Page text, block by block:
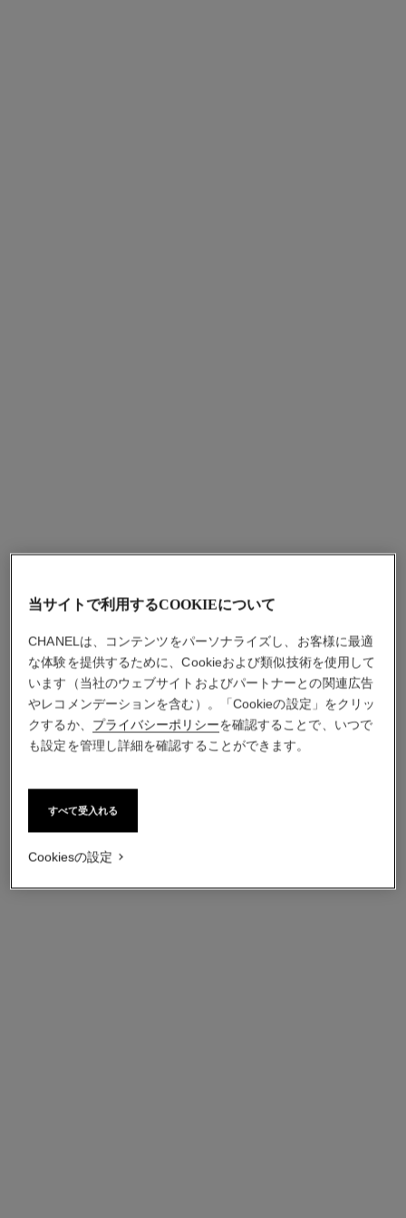
当サイトで利用するCOOKIEについて
CHANELは、コンテンツをパーソナライズし、お客様に最適
な体験を提供するために、Cookieおよび類似技術を使用して
います（当社のウェブサイトおよびパートナーとの関連広告
やレコメンデーションを含む）。「Cookieの設定」をクリッ
クするか、 プライバシーポリシーを確認することで、いつで
も設定を管理し詳細を確認することができます。
すべて受入れる
Cookiesの設定